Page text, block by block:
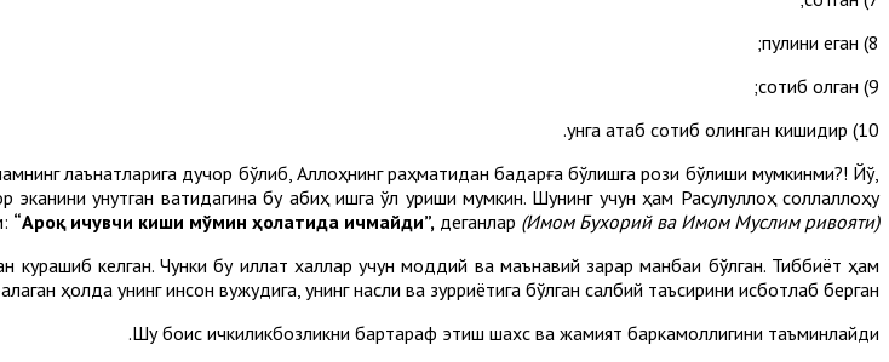
8) пулини еган;
9) сотиб олган;
10) унга атаб сотиб олинган кишидир.
лаънатларига дучор бўлиб, Аллоҳнинг раҳматидан бадарға бўлишга рози бўлиши мумкинми?! Йўқ,
унутган вақтидагина бу қабиҳ ишга қўл уриши мумкин. Шунинг учун ҳам Расулуллоҳ соллаллоҳу
“Ароқ ичувчи киши мўмин ҳолатида ичмайди”, деганлар (Имом Бухорий ва Имом Муслим ривояти).
келган. Чунки бу иллат халқлар учун моддий ва маънавий зарар манбаи бўлган. Тиббиёт ҳам
ҳолда унинг инсон вужудига, унинг насли ва зурриётига бўлган салбий таъсирини исботлаб берган.
Шу боис ичкиликбозликни бартараф этиш шахс ва жамият баркамоллигини таъминлайди.